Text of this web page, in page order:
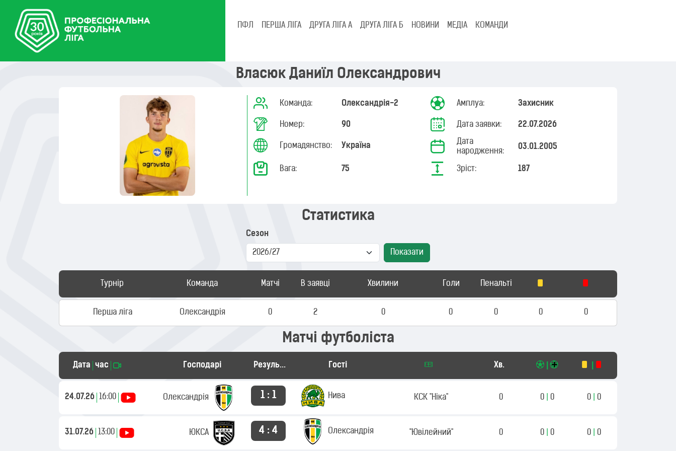
ПФЛ ПЕРША ЛІГА ДРУГА ЛІГА А ДРУГА ЛІГА Б НОВИНИ МЕДІА КОМАНДИ
Власюк Даниїл Олександрович
Команда: Олександрія-2 Амплуа: Захисник
Номер: 90 Дата заявки: 22.07.2026
Громадянство: Україна
Дата
народження:
03.01.2005
Вага: 75 Зріст: 187
Статистика
Сезон
Показати
Турнір Команда Матчі В заявці Хвилини Голи Пенальті
Перша ліга Олександрія 0 2 0 0 0 0 0
Матчі футболіста
Дата час Господарі Результат Гості Хв.
24.07.26 16:00 Олександрія 1 : 1 Нива КСК "Ніка" 0 0 0 0 0
31.07.26 13:00 ЮКСА 4 : 4 Олександрія "Ювілейний" 0 0 0 0 0